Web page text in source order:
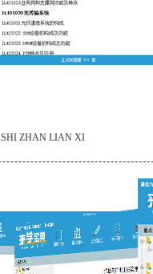
SHI ZHAN LIAN XI